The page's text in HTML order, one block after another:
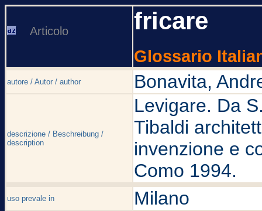
Articolo fricare
Glossario
autore / Autor / author Bonavita,
descrizione / Beschreibung /
description
Levigare. Da
Tibaldi
invenzione e
Como 1994.
uso prevale in Milano